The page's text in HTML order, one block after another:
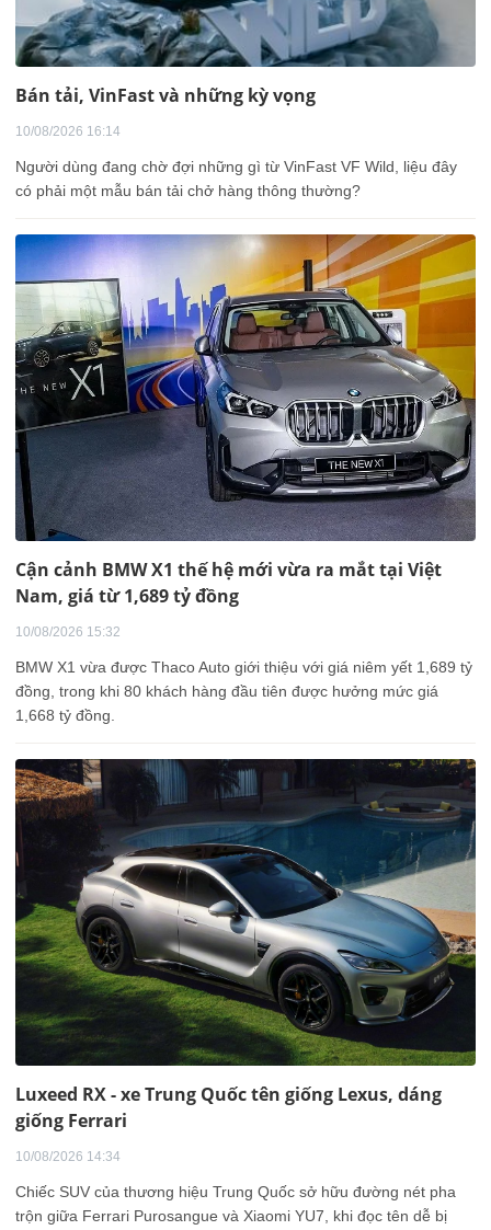
Bán tải, VinFast và những kỳ vọng
10/08/2026 16:14
Người dùng đang chờ đợi những gì từ VinFast VF Wild, liệu đây
có phải một mẫu bán tải chở hàng thông thường?
Cận cảnh BMW X1 thế hệ mới vừa ra mắt tại Việt
Nam, giá từ 1,689 tỷ đồng
10/08/2026 15:32
BMW X1 vừa được Thaco Auto giới thiệu với giá niêm yết 1,689 tỷ
đồng, trong khi 80 khách hàng đầu tiên được hưởng mức giá
1,668 tỷ đồng.
Luxeed RX - xe Trung Quốc tên giống Lexus, dáng
giống Ferrari
10/08/2026 14:34
Chiếc SUV của thương hiệu Trung Quốc sở hữu đường nét pha
trộn giữa Ferrari Purosangue và Xiaomi YU7, khi đọc tên dễ bị